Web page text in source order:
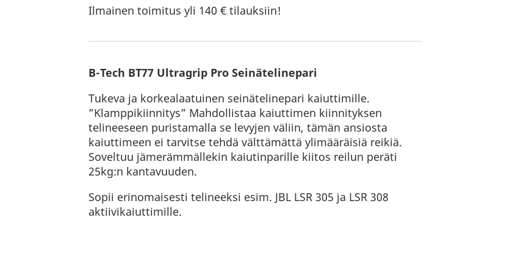
Ilmainen toimitus yli 140 € tilauksiin!
B-Tech BT77 Ultragrip Pro Seinätelinepari
Tukeva ja korkealaatuinen seinätelinepari kaiuttimille.
”Klamppikiinnitys” Mahdollistaa kaiuttimen kiinnityksen
telineeseen puristamalla se levyjen väliin, tämän ansiosta
kaiuttimeen ei tarvitse tehdä välttämättä ylimääräisiä reikiä.
Soveltuu jämerämmällekin kaiutinparille kiitos reilun peräti
25kg:n kantavuuden.
Sopii erinomaisesti telineeksi esim. JBL LSR 305 ja LSR 308
aktiivikaiuttimille.